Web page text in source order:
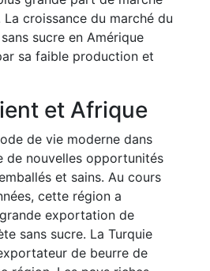
croissance du marché du
sucre en Amérique
sa faible production et
et Afrique
de vie moderne dans
de nouvelles opportunités
et sains. Au cours
cette région a
exportation de
sans sucre. La Turquie
de beurre de